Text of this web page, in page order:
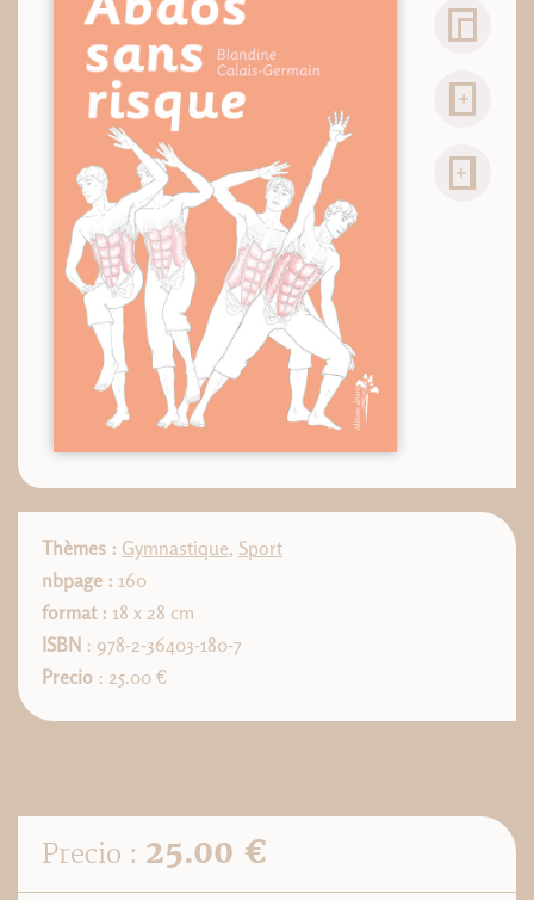
Thèmes : Gymnastique, Sport
nbpage : 160
format : 18 x 28 cm
ISBN : 978-2-36403-180-7
Precio : 25.00 €
Precio : 25.00 €